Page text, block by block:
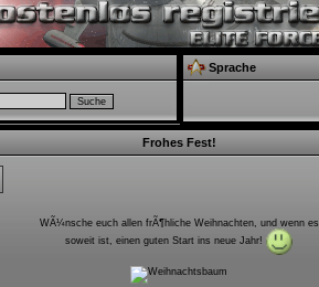
Sprache
Frohes Fest!
WÃ¼nsche euch allen frÃ¶hliche Weihnachten, und wenn es
soweit ist, einen guten Start ins neue Jahr!